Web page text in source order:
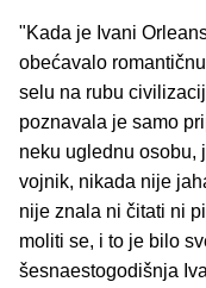
"Kada je Ivani
obećavalo
selu na rubu
poznavala je samo
neku uglednu osobu,
vojnik, nikada nije
nije znala ni čitati ni
moliti se, i to je bilo
šesnaestogodišnja